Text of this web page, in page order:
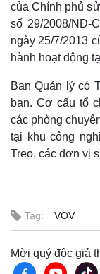
Thế giới
Quan sát
Cuộc sống đó đây
Hồ sơ
của Chính phủ
số 29/2008/NĐ-
ngày 25/7/2013
hành hoạt động
Ban Quản lý có
ban. Cơ cấu tổ
các phòng
tại khu công
Treo, các đơn vị
Tag: VOV
Mời quý độc giả